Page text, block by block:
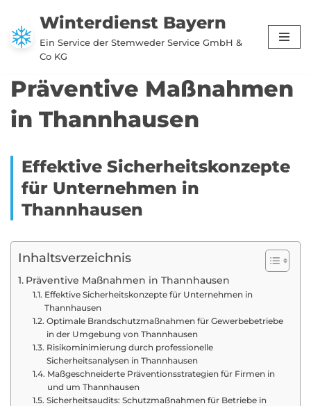
Zum
Inhalt
Winterdienst Bayern
Ein Service der Stemweder Service GmbH &
Co KG
Präventive Maßnahmen
in Thannhausen
Effektive Sicherheitskonzepte
für Unternehmen in
Thannhausen
Inhaltsverzeichnis
Präventive Maßnahmen in Thannhausen
Effektive Sicherheitskonzepte für Unternehmen in
Thannhausen
Optimale Brandschutzmaßnahmen für Gewerbebetriebe
in der Umgebung von Thannhausen
Risikominimierung durch professionelle
Sicherheitsanalysen in Thannhausen
Maßgeschneiderte Präventionsstrategien für Firmen in
und um Thannhausen
Sicherheitsaudits: Schutzmaßnahmen für Betriebe in